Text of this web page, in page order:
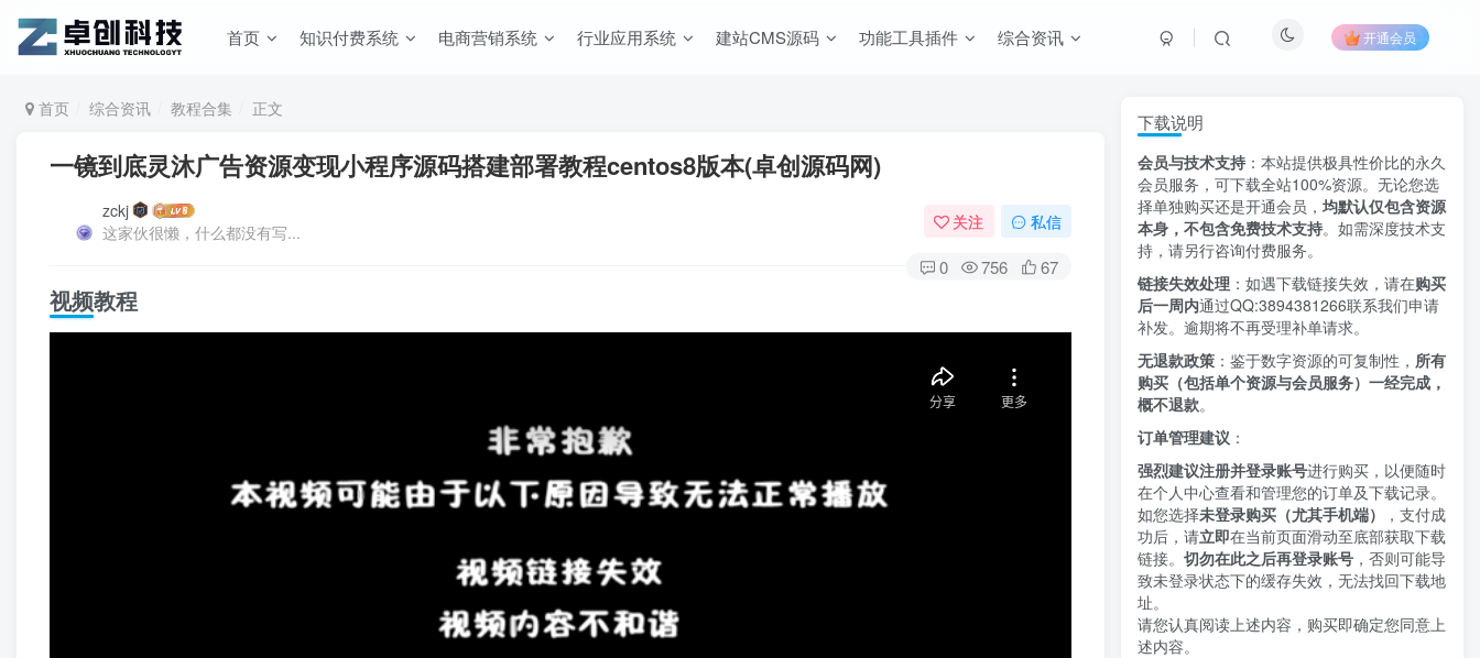
首页 知识付费系统 电商营销系统 行业应用系统 建站CMS源码 功能工具插件 综合资讯 开通会员
首页 综合资讯 教程合集 正文
一镜到底灵沐广告资源变现小程序源码搭建部署教程centos8版本(卓创源码网)
zckj
这家伙很懒，什么都没有写...
关注 私信
0 756 67
视频教程
下载说明
会员与技术支持 ：本站提供极具性价比的永久
会员服务，可下载全站100%资源。无论您选
择单独购买还是开通会员， 均默认仅包含资源
本身，不包含免费技术支持。如需深度技术支
持，请另行咨询付费服务。
链接失效处理 ：如遇下载链接失效，请在购买
后一周内通过QQ:3894381266联系我们申请
补发。逾期将不再受理补单请求。
无退款政策 ：鉴于数字资源的可复制性， 所有
购买（包括单个资源与会员服务）一经完成，
概不退款。
订单管理建议 ：
强烈建议注册并登录账号进行购买，以便随时
在个人中心查看和管理您的订单及下载记录。
如您选择未登录购买（尤其手机端）
，支付成
功后，请立即在当前页面滑动至底部获取下载
链接。 切勿在此之后再登录账号 ，否则可能导
致未登录状态下的缓存失效，无法找回下载地
址。
请您认真阅读上述内容，购买即确定您同意上
述内容。